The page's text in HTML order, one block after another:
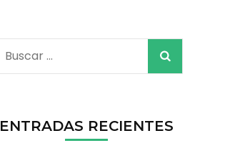
Buscar:
ENTRADAS RECIENTES